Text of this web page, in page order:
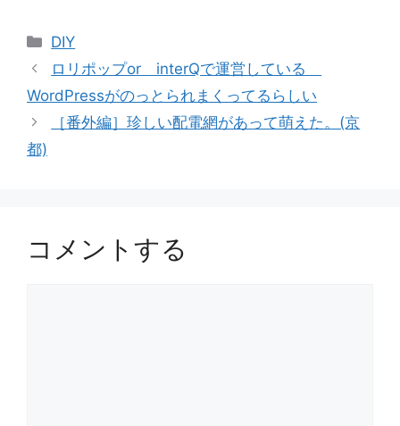
カ
テ
リ
ー
DIY
ロリポップor interQで運営している
WordPressがのっとられまくってるらしい
［番外編］珍しい配電網があって萌えた。(京
都)
コメントする